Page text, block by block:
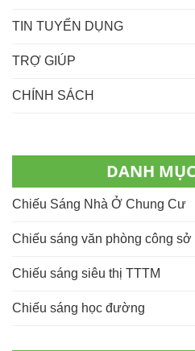
TIN TUYỂN DỤNG
TRỢ GIÚP
CHÍNH SÁCH
DANH
Chiếu Sáng Nhà Ở Chung Cư
Chiếu sáng văn phòng công sở
Chiếu sáng siêu thị TTTM
Chiếu sáng học đường